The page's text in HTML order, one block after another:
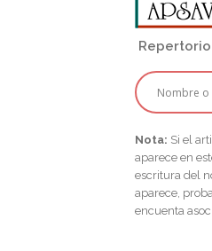
Repertorio
Nota: Si el
aparece en
escritura del
aparece,
encuenta